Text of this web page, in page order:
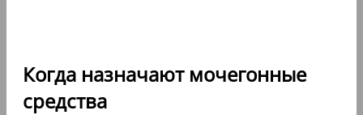
Когда назначают мочегонные
средства